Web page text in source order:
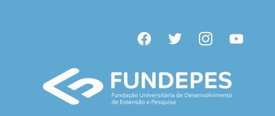
facebooktwitter instagramyoutube